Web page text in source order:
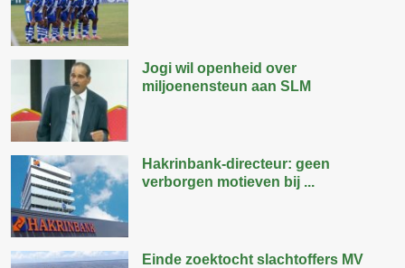
Jogi wil openheid over
miljoenensteun aan SLM
Hakrinbank-directeur: geen
verborgen motieven bij ...
Einde zoektocht slachtoffers MV